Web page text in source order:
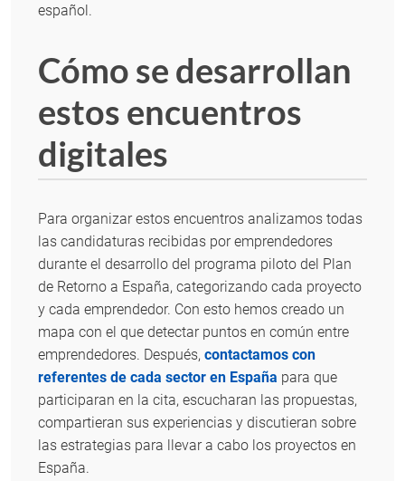
español.
Cómo se desarrollan
estos encuentros
digitales
Para organizar estos encuentros analizamos todas
las candidaturas recibidas por emprendedores
durante el desarrollo del programa piloto del Plan
de Retorno a España, categorizando cada proyecto
y cada emprendedor. Con esto hemos creado un
mapa con el que detectar puntos en común entre
emprendedores. Después, contactamos con
referentes de cada sector en España para que
participaran en la cita, escucharan las propuestas,
compartieran sus experiencias y discutieran sobre
las estrategias para llevar a cabo los proyectos en
España.